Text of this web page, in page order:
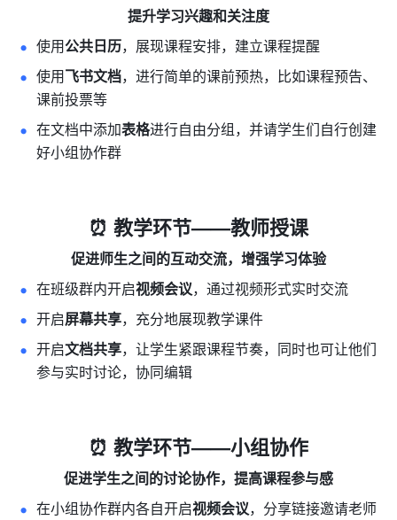
提升学习兴趣和关注度
使用公共日历，展现课程安排，建立课程提醒
使用飞书文档，进行简单的课前预热，比如课程预告、
课前投票等
在文档中添加表格进行自由分组，并请学生们自行创建
好小组协作群
⏰ 教学环节——教师授课
促进师生之间的互动交流，增强学习体验
在班级群内开启视频会议，通过视频形式实时交流
开启屏幕共享，充分地展现教学课件
开启文档共享，让学生紧跟课程节奏，同时也可让他们
参与实时讨论，协同编辑
⏰ 教学环节——小组协作
促进学生之间的讨论协作，提高课程参与感
在小组协作群内各自开启视频会议，分享链接邀请老师